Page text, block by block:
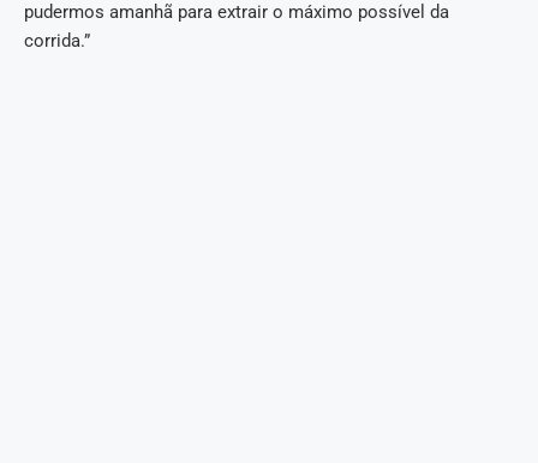
pudermos amanhã para extrair o máximo possível da
corrida.”